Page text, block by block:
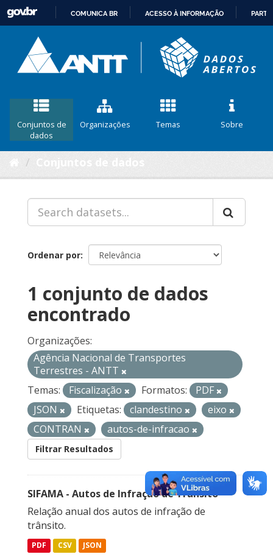
CONTEÚDO
COMUNICA BR ACESSO À INFORMAÇÃO
Conjuntos de
dados
Organizações Temas Sobre
Ordenar por
1 conjunto de dados
encontrado
Organizações:
Agência Nacional de Transportes
Terrestres - ANTT
Temas:
Fiscalização Formatos:
PDF
JSON
Etiquetas: clandestino
eixo
CONTRAN
autos-de-infracao
Filtrar Resultados
SIFAMA - Autos de Infração de Trânsito
Relação anual dos autos de infração de
trânsito.
PDF CSV JSON